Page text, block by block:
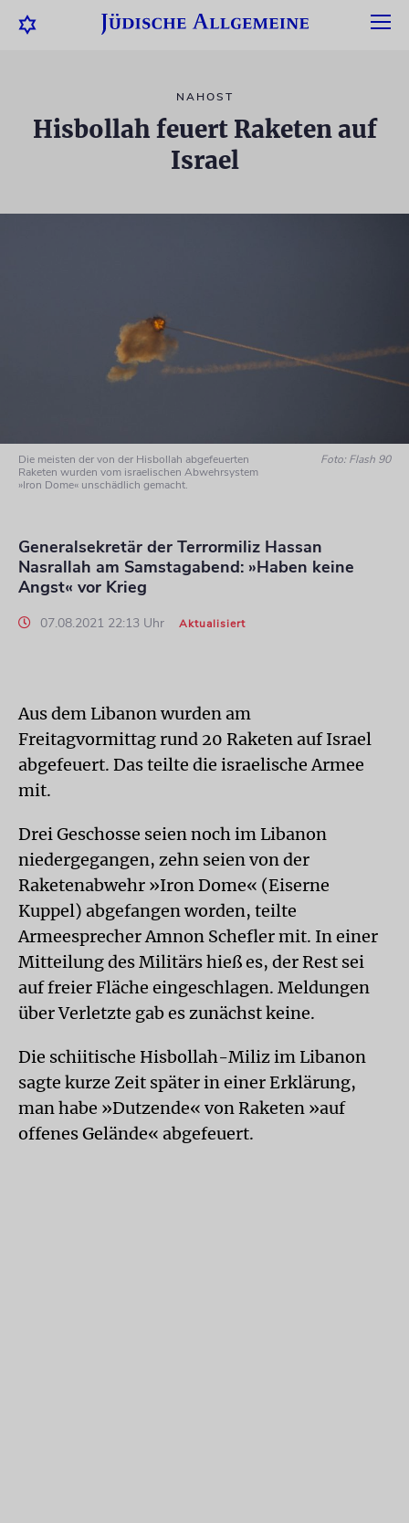
NAHOST
Hisbollah feuert Raketen auf
Israel
Die meisten der von der Hisbollah abgefeuerten
Raketen wurden vom israelischen Abwehrsystem
»Iron Dome« unschädlich gemacht.
Foto: Flash 90
Generalsekretär der Terrormiliz Hassan
Nasrallah am Samstagabend: »Haben keine
Angst« vor Krieg
07.08.2021 22:13 Uhr Aktualisiert
Aus dem Libanon wurden am
Freitagvormittag rund 20 Raketen auf Israel
abgefeuert. Das teilte die israelische Armee
mit.
Drei Geschosse seien noch im Libanon
niedergegangen, zehn seien von der
Raketenabwehr »Iron Dome« (Eiserne
Kuppel) abgefangen worden, teilte
Armeesprecher Amnon Schefler mit. In einer
Mitteilung des Militärs hieß es, der Rest sei
auf freier Fläche eingeschlagen. Meldungen
über Verletzte gab es zunächst keine.
Die schiitische Hisbollah-Miliz im Libanon
sagte kurze Zeit später in einer Erklärung,
man habe »Dutzende« von Raketen »auf
offenes Gelände« abgefeuert.